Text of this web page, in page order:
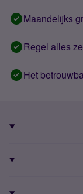
Maandelijks
Regel alles
Het